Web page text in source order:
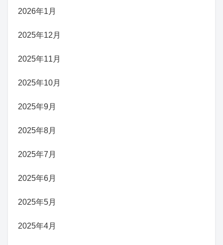
2026年1月
2025年12月
2025年11月
2025年10月
2025年9月
2025年8月
2025年7月
2025年6月
2025年5月
2025年4月